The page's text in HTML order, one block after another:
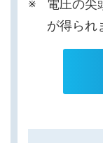
電圧の尖
が得られ